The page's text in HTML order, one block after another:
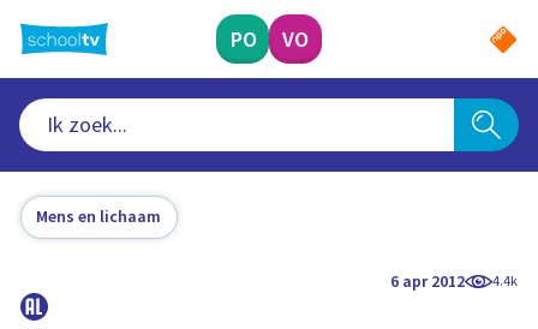
naar
hoofdinhoud
PO VO
Mens en lichaam
6 apr 2012 4.4k